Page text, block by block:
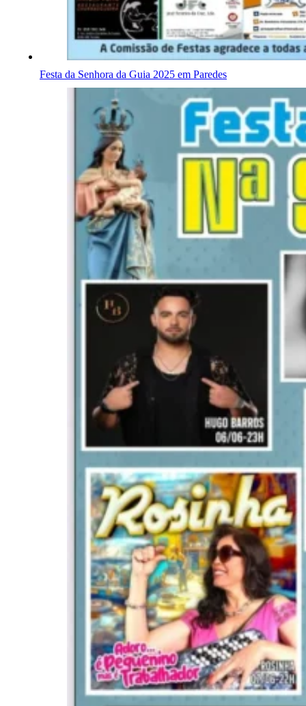
Festa da Senhora da Guia 2025 em Paredes